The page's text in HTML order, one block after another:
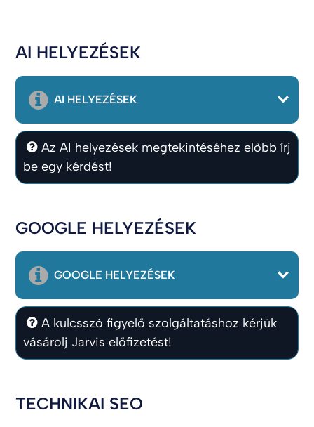
AI HELYEZÉSEK
AI HELYEZÉSEK
Az AI helyezések megtekintéséhez előbb írj
be egy kérdést!
GOOGLE HELYEZÉSEK
GOOGLE HELYEZÉSEK
A kulcsszó figyelő szolgáltatáshoz kérjük
vásárolj Jarvis előfizetést!
TECHNIKAI SEO